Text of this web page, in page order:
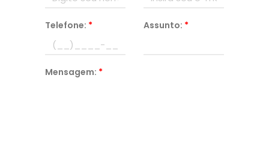
Telefone: * Assunto: *
Mensagem: *